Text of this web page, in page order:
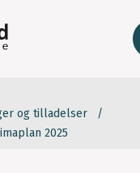
og tilladelser
2025